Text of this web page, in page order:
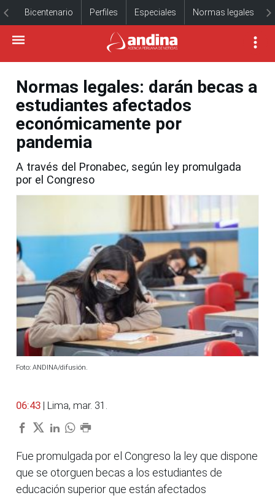
Bicentenario Perfiles Especiales Normas legales
Normas legales: darán becas a
estudiantes afectados
económicamente por
pandemia
A través del Pronabec, según ley promulgada
por el Congreso
Foto: ANDINA/difusión.
06:43 | Lima, mar. 31.
Fue promulgada por el Congreso la ley que dispone
que se otorguen becas a los estudiantes de
educación superior que están afectados